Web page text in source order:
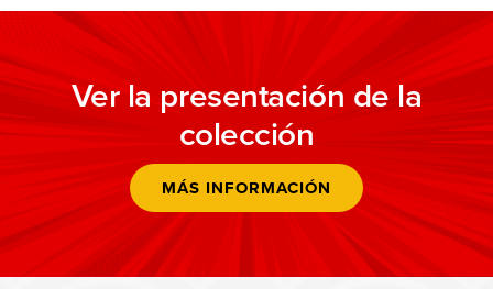
Ver la presentación de la
colección
MÁS INFORMACIÓN